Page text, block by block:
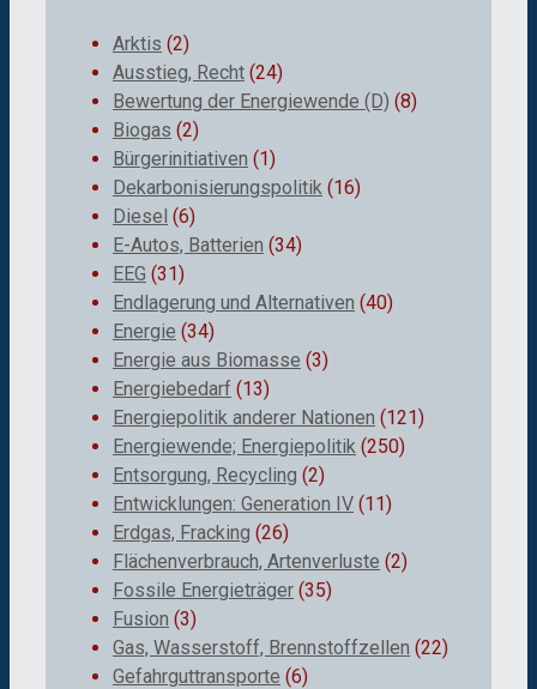
Arktis (2)
Ausstieg, Recht (24)
Bewertung der Energiewende (D) (8)
Biogas (2)
Bürgerinitiativen (1)
Dekarbonisierungspolitik (16)
Diesel (6)
E-Autos, Batterien (34)
EEG (31)
Endlagerung und Alternativen (40)
Energie (34)
Energie aus Biomasse (3)
Energiebedarf (13)
Energiepolitik anderer Nationen (121)
Energiewende; Energiepolitik (250)
Entsorgung, Recycling (2)
Entwicklungen: Generation IV (11)
Erdgas, Fracking (26)
Flächenverbrauch, Artenverluste (2)
Fossile Energieträger (35)
Fusion (3)
Gas, Wasserstoff, Brennstoffzellen (22)
Gefahrguttransporte (6)